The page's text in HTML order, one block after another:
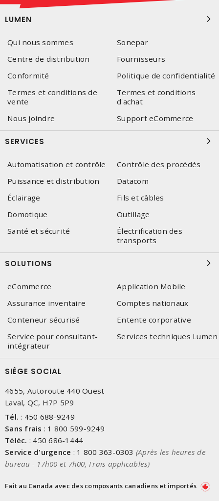
LUMEN
Qui nous sommes
Sonepar
Centre de distribution
Fournisseurs
Conformité
Politique de confidentialité
Termes et conditions de
vente
Termes et conditions
d'achat
Nous joindre
Support eCommerce
SERVICES
Automatisation et contrôle
Contrôle des procédés
Puissance et distribution
Datacom
Éclairage
Fils et câbles
Domotique
Outillage
Santé et sécurité
Électrification des
transports
SOLUTIONS
eCommerce
Application Mobile
Assurance inventaire
Comptes nationaux
Conteneur sécurisé
Entente corporative
Service pour consultant-
intégrateur
Services techniques Lumen
SIÈGE SOCIAL
4655, Autoroute 440 Ouest
Laval, QC, H7P 5P9
Tél. : 450 688-9249
Sans frais : 1 800 599-9249
Téléc. : 450 686-1444
Service d'urgence : 1 800 363-0303 (Après les heures de
bureau - 17h00 et 7h00, Frais applicables)
Fait au Canada avec des composants canadiens et importés